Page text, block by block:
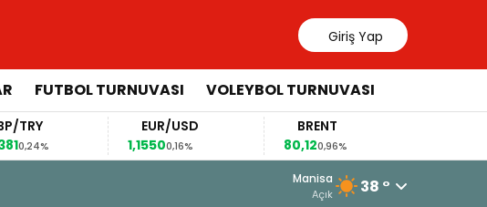
Giriş Yap
FUTBOL TURNUVASI VOLEYBOL TURNUVASI
TRY
0,24%
EUR/USD
1,15500,16%
BRENT
80,120,96%
2 Ağustos 2026 - 11:55
Somaspor’un Grubunda Dikkat
Manisa
Açık 38 °